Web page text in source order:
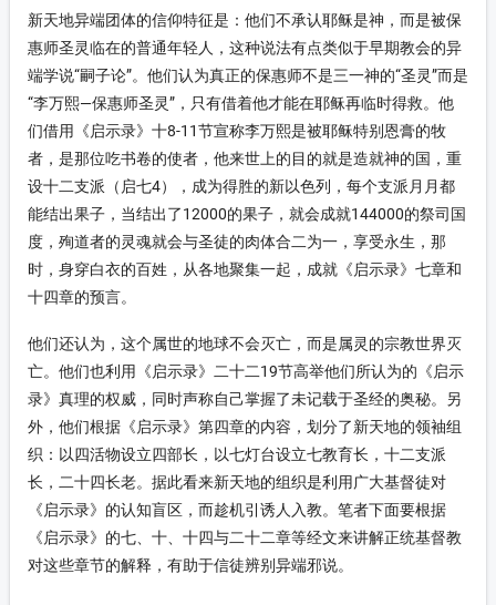
新天地异端团体的信仰特征是：他们不承认耶稣是神，而是被保
惠师圣灵临在的普通年轻人，这种说法有点类似于早期教会的异
端学说“嗣子论”。他们认为真正的保惠师不是三一神的“圣灵”而是
“李万熙—保惠师圣灵”，只有借着他才能在耶稣再临时得救。他
们借用《启示录》十8-11节宣称李万熙是被耶稣特别恩膏的牧
者，是那位吃书卷的使者，他来世上的目的就是造就神的国，重
设十二支派（启七4），成为得胜的新以色列，每个支派月月都
能结出果子，当结出了12000的果子，就会成就144000的祭司国
度，殉道者的灵魂就会与圣徒的肉体合二为一，享受永生，那
时，身穿白衣的百姓，从各地聚集一起，成就《启示录》七章和
十四章的预言。
他们还认为，这个属世的地球不会灭亡，而是属灵的宗教世界灭
亡。他们也利用《启示录》二十二19节高举他们所认为的《启示
录》真理的权威，同时声称自己掌握了未记载于圣经的奥秘。另
外，他们根据《启示录》第四章的内容，划分了新天地的领袖组
织：以四活物设立四部长，以七灯台设立七教育长，十二支派
长，二十四长老。据此看来新天地的组织是利用广大基督徒对
《启示录》的认知盲区，而趁机引诱人入教。笔者下面要根据
《启示录》的七、十、十四与二十二章等经文来讲解正统基督教
对这些章节的解释，有助于信徒辨别异端邪说。